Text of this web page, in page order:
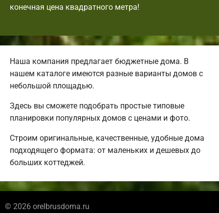
конечная цена квадратного метра!
Наша компания предлагает бюджетные дома. В
нашем каталоге имеются разные варианты домов с
небольшой площадью.
Здесь вы сможете подобрать простые типовые
планировки популярных домов с ценами и фото.
Строим оригинальные, качественные, удобные дома
подходящего формата: от маленьких и дешевых до
больших коттеджей.
© 2026 orelbrusdoma.ru